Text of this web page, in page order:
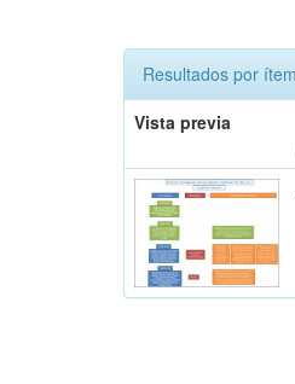
Resultados por
Vista previa